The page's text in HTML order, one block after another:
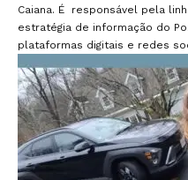
Caiana. É responsável pela
estratégia de informação do
plataformas digitais e redes